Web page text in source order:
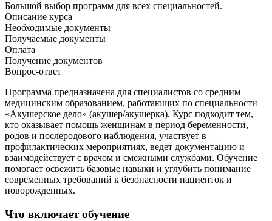
Большой выбор программ для всех специальностей.
Описание курса
Необходимые документы
Получаемые документы
Оплата
Получение документов
Вопрос-ответ
Программа предназначена для специалистов со средним
медицинским образованием, работающих по специальности
«Акушерское дело» (акушер/акушерка). Курс подходит тем,
кто оказывает помощь женщинам в период беременности,
родов и послеродового наблюдения, участвует в
профилактических мероприятиях, ведет документацию и
взаимодействует с врачом и смежными службами. Обучение
помогает освежить базовые навыки и углубить понимание
современных требований к безопасности пациенток и
новорожденных.
Что включает обучение